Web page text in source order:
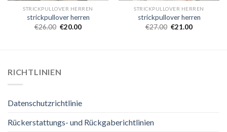
STRICKPULLOVER HERREN
strickpullover herren
€26.00 €20.00
STRICKPULLOVER HERREN
strickpullover herren
€27.00 €21.00
RICHTLINIEN
Datenschutzrichtlinie
Rückerstattungs- und Rückgaberichtlinien